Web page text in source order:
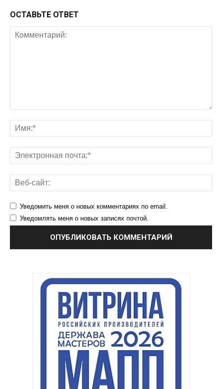
ОСТАВЬТЕ ОТВЕТ
Уведомить меня о новых комментариях по email.
Уведомлять меня о новых записях почтой.